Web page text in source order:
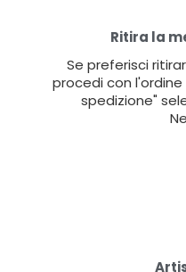
Ritira la
Se preferisci
procedi con
spedizione"